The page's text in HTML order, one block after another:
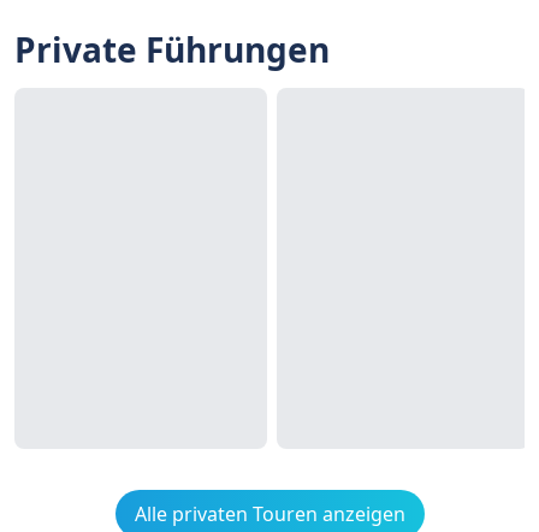
Private Führungen
Alle privaten Touren anzeigen